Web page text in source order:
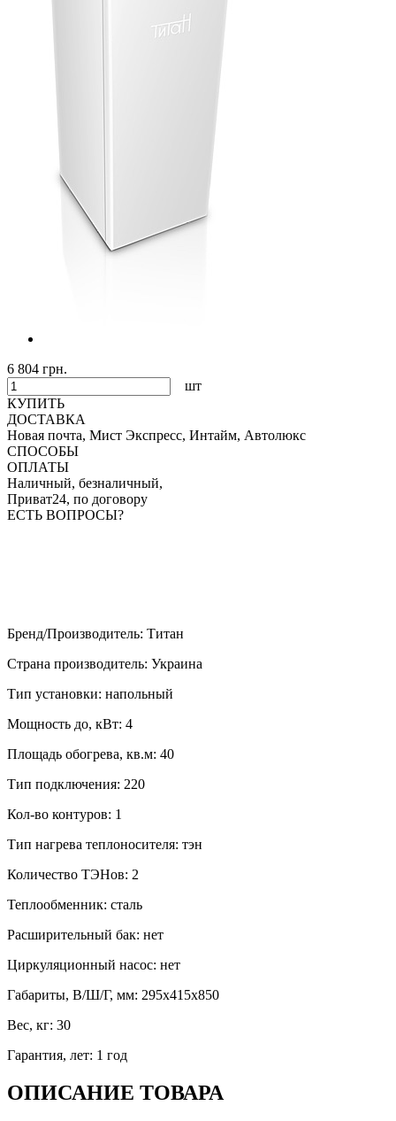
6 804 грн.
шт
КУПИТЬ
ДОСТАВКА
Новая почта, Мист Экспресс, Интайм, Автолюкс
СПОСОБЫ
ОПЛАТЫ
Наличный, безналичный,
Приват24, по договору
ЕСТЬ ВОПРОСЫ?
Бренд/Производитель: Титан
Страна производитель: Украина
Тип установки: напольный
Мощность до, кВт: 4
Площадь обогрева, кв.м: 40
Тип подключения: 220
Кол-во контуров: 1
Тип нагрева теплоносителя: тэн
Количество ТЭНов: 2
Теплообменник: сталь
Расширительный бак: нет
Циркуляционный насос: нет
Габариты, В/Ш/Г, мм: 295х415х850
Вес, кг: 30
Гарантия, лет: 1 год
ОПИСАНИЕ ТОВАРА